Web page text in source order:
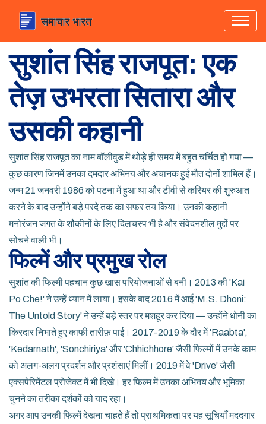
सुशांत सिंह राजपूत: एक
तेज़ उभरता सितारा और
उसकी कहानी
सुशांत सिंह राजपूत का नाम बॉलीवुड में थोड़े ही समय में बहुत चर्चित हो गया —
कुछ कारण जिनमें उनका दमदार अभिनय और अचानक हुई मौत दोनों शामिल हैं।
जन्म 21 जनवरी 1986 को पटना में हुआ था और टीवी से करियर की शुरुआत
करने के बाद उन्होंने बड़े परदे तक का सफर तय किया। उनकी कहानी
मनोरंजन जगत के शौकीनों के लिए दिलचस्प भी है और संवेदनशील मुद्दों पर
सोचने वाली भी।
फिल्में और प्रमुख रोल
सुशांत की फिल्मी पहचान कुछ खास परियोजनाओं से बनी। 2013 की 'Kai
Po Che!' ने उन्हें ध्यान में लाया। इसके बाद 2016 में आई 'M.S. Dhoni:
The Untold Story' ने उन्हें बड़े स्तर पर मशहूर कर दिया — उन्होंने धोनी का
किरदार निभाते हुए काफी तारीफ़ पाई। 2017-2019 के दौर में 'Raabta',
'Kedarnath', 'Sonchiriya' और 'Chhichhore' जैसी फिल्मों में उनके काम
को अलग-अलग प्रदर्शन और प्रशंसाएं मिलीं। 2019 में वे 'Drive' जैसी
एक्सपेरिमेंटल प्रोजेक्ट में भी दिखे। हर फिल्म में उनका अभिनय और भूमिका
चुनने का तरीका दर्शकों को याद रहा।
अगर आप उनकी फिल्में देखना चाहते हैं तो प्राथमिकता पर यह सूचियाँ मददगार